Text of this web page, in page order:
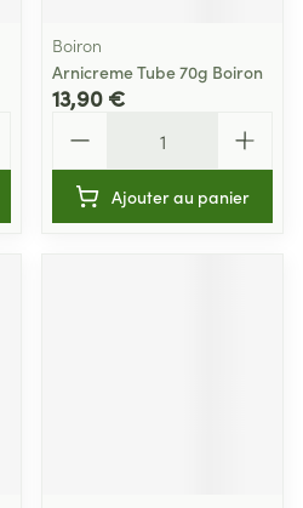
Boiron
Arnicreme Tube 70g Boiron
13,90 €
Ajouter au panier